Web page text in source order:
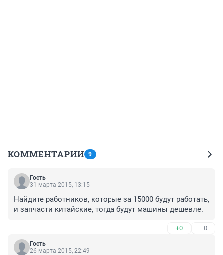
КОММЕНТАРИИ 9
Гость
31 марта 2015, 13:15
Найдите работников, которые за 15000 будут работать,
и запчасти китайские, тогда будут машины дешевле.
+0 –0
Гость
26 марта 2015, 22:49